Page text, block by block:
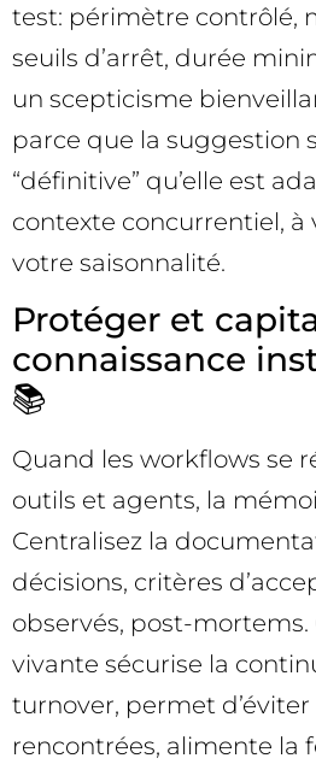
test: périmètre contrôlé,
seuils d’arrêt, durée
un scepticisme
parce que la suggestion
“définitive” qu’elle est
contexte concurrentiel, à
votre saisonnalité.
Protéger et
connaissance
📚
Quand les workflows se
outils et agents, la
Centralisez la
décisions, critères
observés, post-mortems.
vivante sécurise la
turnover, permet d’éviter
rencontrées, alimente la